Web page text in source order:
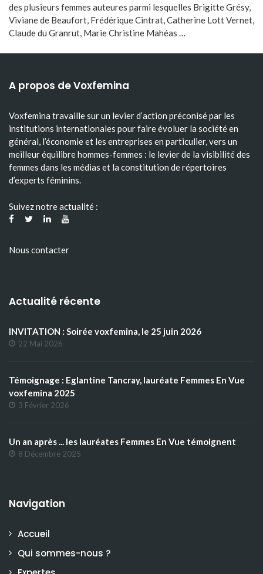
des plusieurs femmes auteures parmi lesquelles Brigitte Grésy,
Viviane de Beaufort, Frédérique Cintrat, Catherine Lott Vernet,
Claude du Granrut, Marie Christine Mahéas …
A propos de Voxfemina
Voxfemina travaille sur un levier d’action préconisé par les
institutions internationales pour faire évoluer la société en
général, l’économie et les entreprises en particulier, vers un
meilleur équilibre hommes-femmes : le levier de la visibilité des
femmes dans les médias et la constitution de répertoires
d’experts féminins.
Suivez notre actualité :
Nous contacter
Actualité récente
INVITATION : Soirée voxfemina, le 25 juin 2026
22 Mai 2026
Témoignage : Eglantine Tancray, lauréate Femmes En Vue
voxfemina 2025
3 Février 2026
Un an après ... les lauréates Femmes En Vue témoignent
8 Décembre 2025
Navigation
Accueil
Qui sommes-nous ?